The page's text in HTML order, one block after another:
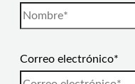
Correo electrónico*